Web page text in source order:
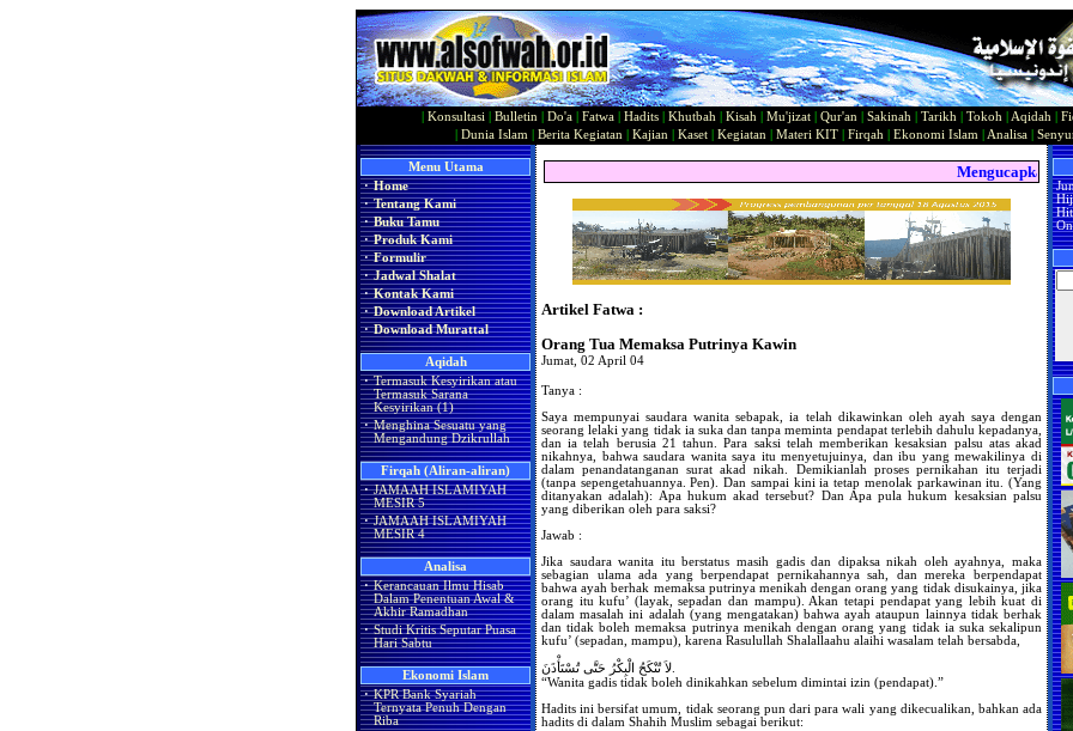
Konsultasi Bulletin Do'a Fatwa Hadits Khutbah Kisah Mu'jizat Qur'an Sakinah Tarikh Tokoh Aqidah
Dunia Islam Berita Kegiatan Kajian Kaset| Kegiatan Materi KIT| Firqah Ekonomi Islam Analisa|
Menu Utama
· Home
· Tentang Kami
· Buku Tamu
· Produk Kami
· Formulir
· Jadwal Shalat
· Kontak Kami
· Download Artikel
· Download Murattal
Aqidah
· Termasuk Kesyirikan atau
Termasuk Sarana
Kesyirikan (1)
· Menghina Sesuatu yang
Mengandung Dzikrullah
Firqah (Aliran-aliran)
· JAMAAH ISLAMIYAH
MESIR 5
· JAMAAH ISLAMIYAH
MESIR 4
Analisa
· Kerancauan Ilmu Hisab
Dalam Penentuan Awal &
Akhir Ramadhan
· Studi Kritis Seputar Puasa
Hari Sabtu
Ekonomi Islam
· KPR Bank Syariah
Ternyata Penuh Dengan
Riba
Mengucapkan
Artikel Fatwa :
Orang Tua Memaksa Putrinya Kawin
Jumat, 02 April 04
Tanya :
Saya mempunyai saudara wanita sebapak, ia telah dikawinkan oleh ayah saya dengan
seorang lelaki yang tidak ia suka dan tanpa meminta pendapat terlebih dahulu kepadanya,
dan ia telah berusia 21 tahun. Para saksi telah memberikan kesaksian palsu atas akad
nikahnya, bahwa saudara wanita saya itu menyetujuinya, dan ibu yang mewakilinya di
dalam penandatanganan surat akad nikah. Demikianlah proses pernikahan itu terjadi
(tanpa sepengetahuannya. Pen). Dan sampai kini ia tetap menolak parkawinan itu. (Yang
ditanyakan adalah): Apa hukum akad tersebut? Dan Apa pula hukum kesaksian palsu
yang diberikan oleh para saksi?
Jawab :
Jika saudara wanita itu berstatus masih gadis dan dipaksa nikah oleh ayahnya, maka
sebagian ulama ada yang berpendapat pernikahannya sah, dan mereka berpendapat
bahwa ayah berhak memaksa putrinya menikah dengan orang yang tidak disukainya, jika
orang itu kufu’ (layak, sepadan dan mampu). Akan tetapi pendapat yang lebih kuat di
dalam masalah ini adalah (yang mengatakan) bahwa ayah ataupun lainnya tidak berhak
dan tidak boleh memaksa putrinya menikah dengan orang yang tidak ia suka sekalipun
kufu’ (sepadan, mampu), karena Rasulullah Shalallaahu alaihi wasalam telah bersabda,
“Wanita gadis tidak boleh dinikahkan sebelum dimintai izin (pendapat).”
Hadits ini bersifat umum, tidak seorang pun dari para wali yang dikecualikan, bahkan ada
hadits di dalam Shahih Muslim sebagai berikut: